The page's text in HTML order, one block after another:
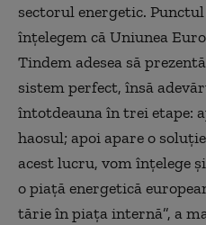
sectorul energetic. Punctul
înţelegem că Uniunea
Tindem adesea să
sistem perfect, însă
întotdeauna în trei etape:
haosul; apoi apare o
acest lucru, vom înţelege
o piaţă energetică
tărie în piaţa internă”, a